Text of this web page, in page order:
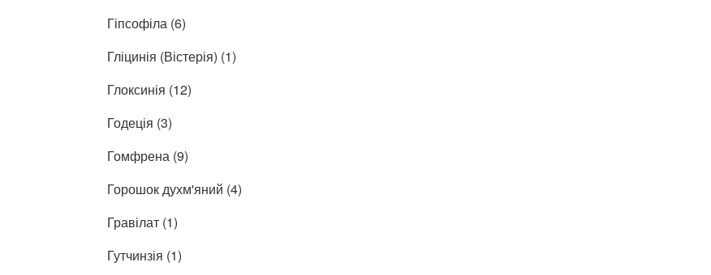
Гіпсофіла (6)
Гліцинія (Вістерія) (1)
Глоксинія (12)
Годеція (3)
Гомфрена (9)
Горошок духм'яний (4)
Гравілат (1)
Гутчинзія (1)